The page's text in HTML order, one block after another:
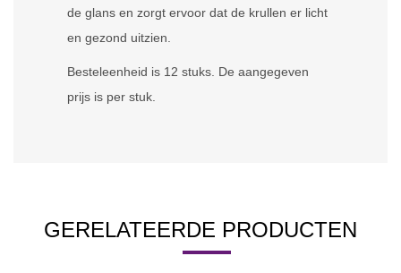
de glans en zorgt ervoor dat de krullen er licht
en gezond uitzien.
Besteleenheid is 12 stuks. De aangegeven
prijs is per stuk.
GERELATEERDE PRODUCTEN